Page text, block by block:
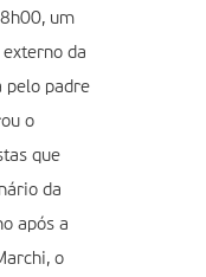
um
externo da
pelo padre
o
que
da
após a
o